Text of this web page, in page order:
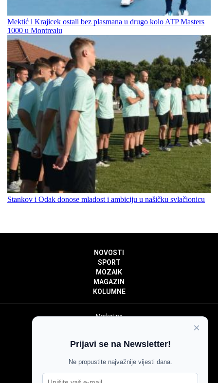
Mektić i Krajicek ostali bez plasmana u drugo kolo ATP Masters
1000 u Montrealu
Stankov i Odak donose mladost i ambiciju u našičku svlačionicu
NOVOSTI
SPORT
MOZAIK
MAGAZIN
KOLUMNE
Marketing
Impressum
Pravila komentiranja
Agroglas
×
Prijavi se na Newsletter!
Ne propustite najvažnije vijesti dana.